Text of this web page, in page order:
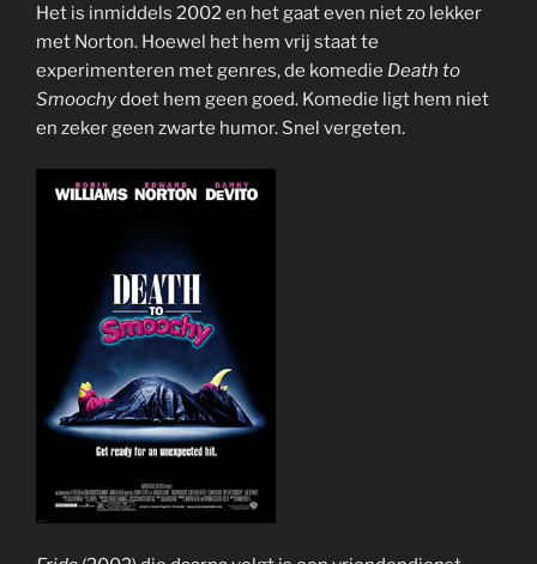
Het is inmiddels 2002 en het gaat even niet zo lekker
met Norton. Hoewel het hem vrij staat te
experimenteren met genres, de komedie Death to
Smoochydoet hem geen goed. Komedie ligt hem niet
en zeker geen zwarte humor. Snel vergeten.